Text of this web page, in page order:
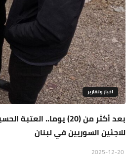
اخبار وتقارير
بعد أكثر من (20) يوما..
للاجئين السوريين في لبنان